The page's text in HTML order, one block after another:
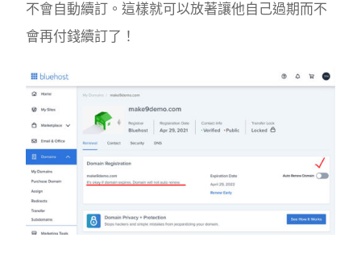
不會自動續訂。這樣就可以放著讓他自己過期而不
會再付錢續訂了！